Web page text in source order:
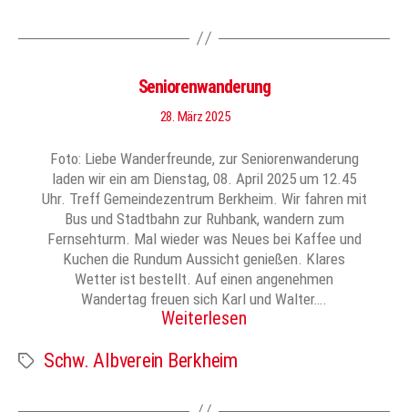
Seniorenwanderung
28. März 2025
Foto: Liebe Wanderfreunde, zur Seniorenwanderung
laden wir ein am Dienstag, 08. April 2025 um 12.45
Uhr. Treff Gemeindezentrum Berkheim. Wir fahren mit
Bus und Stadtbahn zur Ruhbank, wandern zum
Fernsehturm. Mal wieder was Neues bei Kaffee und
Kuchen die Rundum Aussicht genießen. Klares
Wetter ist bestellt. Auf einen angenehmen
Wandertag freuen sich Karl und Walter….
Weiterlesen
Schlagwörter
Schw. Albverein Berkheim